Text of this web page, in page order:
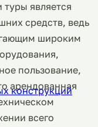
является
средств, ведь
широким
пользование,
арендованная
всего
конструкций